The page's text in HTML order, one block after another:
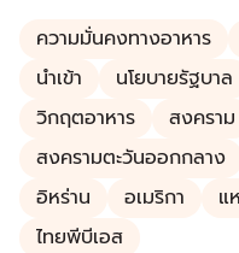
ความมั่นคงทางอาหาร
นำเข้า
นโยบายรัฐบาล
วิกฤตอาหาร
สงคราม
สงครามตะวันออกกลาง
อิหร่าน
อเมริกา
แ
ไทยพีบีเอส